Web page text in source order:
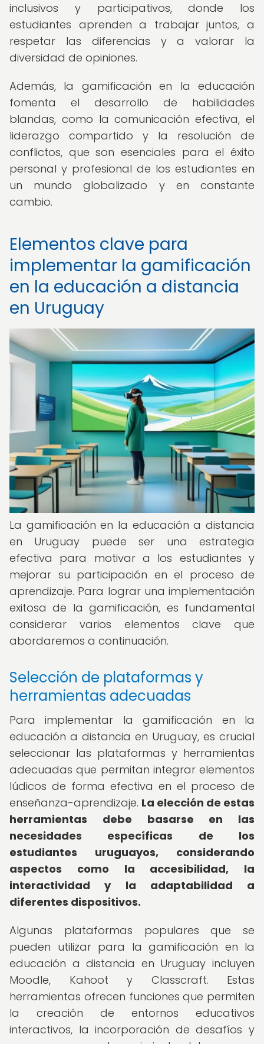
inclusivos y participativos, donde los
estudiantes aprenden a trabajar juntos, a
respetar las diferencias y a valorar la
diversidad de opiniones.
Además, la gamificación en la educación
fomenta el desarrollo de habilidades
blandas, como la comunicación efectiva, el
liderazgo compartido y la resolución de
conflictos, que son esenciales para el éxito
personal y profesional de los estudiantes en
un mundo globalizado y en constante
cambio.
Elementos clave para
implementar la gamificación
en la educación a distancia
en Uruguay
La gamificación en la educación a distancia
en Uruguay puede ser una estrategia
efectiva para motivar a los estudiantes y
mejorar su participación en el proceso de
aprendizaje. Para lograr una implementación
exitosa de la gamificación, es fundamental
considerar varios elementos clave que
abordaremos a continuación.
Selección de plataformas y
herramientas adecuadas
Para implementar la gamificación en la
educación a distancia en Uruguay, es crucial
seleccionar las plataformas y herramientas
adecuadas que permitan integrar elementos
lúdicos de forma efectiva en el proceso de
enseñanza-aprendizaje. La elección de estas
herramientas debe basarse en las
necesidades específicas de los
estudiantes uruguayos, considerando
aspectos como la accesibilidad, la
interactividad y la adaptabilidad a
diferentes dispositivos.
Algunas plataformas populares que se
pueden utilizar para la gamificación en la
educación a distancia en Uruguay incluyen
Moodle, Kahoot y Classcraft. Estas
herramientas ofrecen funciones que permiten
la creación de entornos educativos
interactivos, la incorporación de desafíos y